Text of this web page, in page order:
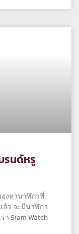
รนด์หรู
งหานาฬิกาที่
ว จะมีนาฬิกา
า Siam Watch